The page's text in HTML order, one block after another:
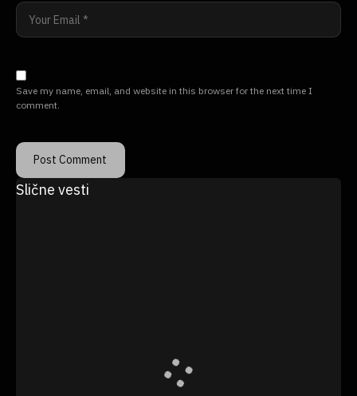
Save my name, email, and website in this browser for the next time I
comment.
Slične vesti